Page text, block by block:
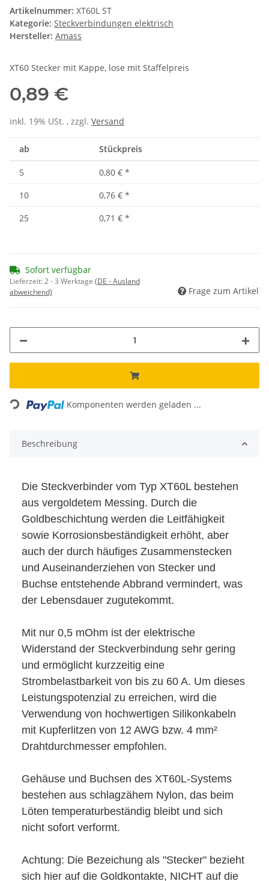
Artikelnummer: XT60L ST
Kategorie: Steckverbindungen elektrisch
Hersteller: Amass
XT60 Stecker mit Kappe, lose mit Staffelpreis
0,89 €
inkl. 19% USt. , zzgl. Versand
ab Stückpreis
5 0,80 € *
10
0,76 € *
25
0,71 € *
Sofort verfügbar
Lieferzeit:2 - 3 Werktage (DE - Ausland
abweichend)
Frage zum Artikel
Loading... Komponenten werden geladen ...
Beschreibung
Die Steckverbinder vom Typ XT60L bestehen
aus vergoldetem Messing. Durch die
Goldbeschichtung werden die Leitfähigkeit
sowie Korrosionsbeständigkeit erhöht, aber
auch der durch häufiges Zusammenstecken
und Auseinanderziehen von Stecker und
Buchse entstehende Abbrand vermindert, was
der Lebensdauer zugutekommt.
Mit nur 0,5 mOhm ist der elektrische
Widerstand der Steckverbindung sehr gering
und ermöglicht kurzzeitig eine
Strombelastbarkeit von bis zu 60 A. Um dieses
Leistungspotenzial zu erreichen, wird die
Verwendung von hochwertigen Silikonkabeln
mit Kupferlitzen von 12 AWG bzw. 4 mm²
Drahtdurchmesser empfohlen.
Gehäuse und Buchsen des XT60L-Systems
bestehen aus schlagzähem Nylon, das beim
Löten temperaturbeständig bleibt und sich
nicht sofort verformt.
Achtung: Die Bezeichung als "Stecker" bezieht
sich hier auf die Goldkontakte, NICHT auf die